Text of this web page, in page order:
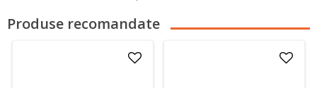
Produse recomandate